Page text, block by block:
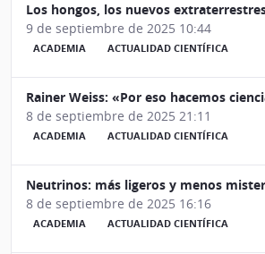
Los hongos, los nuevos
9 de septiembre de 2025 10:44
ACADEMIA ACTUALIDAD CIENTÍFICA
Rainer Weiss: «Por eso hacemos
8 de septiembre de 2025 21:11
ACADEMIA ACTUALIDAD CIENTÍFICA
Neutrinos: más ligeros y menos
8 de septiembre de 2025 16:16
ACADEMIA ACTUALIDAD CIENTÍFICA